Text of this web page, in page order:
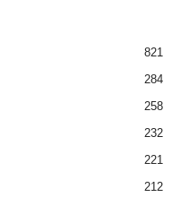
821
284
258
232
221
212